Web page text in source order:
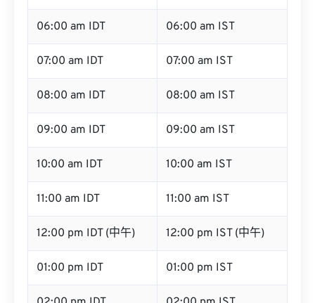
06:00 am IDT 06:00 am IST
07:00 am IDT 07:00 am IST
08:00 am IDT 08:00 am IST
09:00 am IDT 09:00 am IST
10:00 am IDT 10:00 am IST
11:00 am IDT 11:00 am IST
12:00 pm IDT (中午) 12:00 pm IST (中午)
01:00 pm IDT 01:00 pm IST